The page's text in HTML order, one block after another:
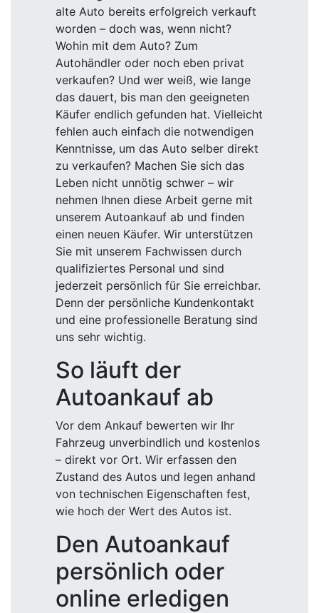
alte Auto bereits erfolgreich verkauft
worden – doch was, wenn nicht?
Wohin mit dem Auto? Zum
Autohändler oder noch eben privat
verkaufen? Und wer weiß, wie lange
das dauert, bis man den geeigneten
Käufer endlich gefunden hat. Vielleicht
fehlen auch einfach die notwendigen
Kenntnisse, um das Auto selber direkt
zu verkaufen? Machen Sie sich das
Leben nicht unnötig schwer – wir
nehmen Ihnen diese Arbeit gerne mit
unserem Autoankauf ab und finden
einen neuen Käufer. Wir unterstützen
Sie mit unserem Fachwissen durch
qualifiziertes Personal und sind
jederzeit persönlich für Sie erreichbar.
Denn der persönliche Kundenkontakt
und eine professionelle Beratung sind
uns sehr wichtig.
So läuft der
Autoankauf ab
Vor dem Ankauf bewerten wir Ihr
Fahrzeug unverbindlich und kostenlos
– direkt vor Ort. Wir erfassen den
Zustand des Autos und legen anhand
von technischen Eigenschaften fest,
wie hoch der Wert des Autos ist.
Den Autoankauf
persönlich oder
online erledigen